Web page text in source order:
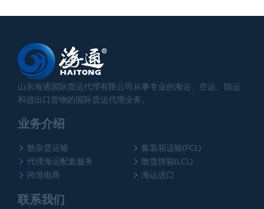
山东海通国际货运代理有限公司从事专业的海运、空运、陆运
和进出口货物的国际货运代理业务。
业务介绍
散杂货运输
集装箱运输(FCL)
代理海运配套服务
散货拼箱(LCL)
跨境电商
海运进口
联系我们